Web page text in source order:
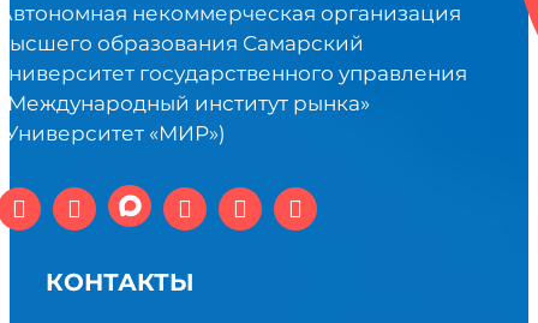
некоммерческая организация
образования Самарский
государственного управления
институт рынка»
«МИР»)
КОНТАКТЫ